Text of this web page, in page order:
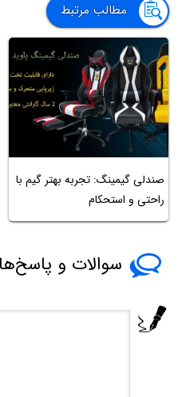
مطالب مرتبط
صندلی گیمینگ: تجربه بهتر گیم با
راحتی و استحکام
سوالات و